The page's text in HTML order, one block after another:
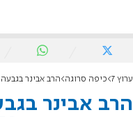
ערוץ 7 כיפה סרוגה הרב אבינר בגבעה
הרב אבינר